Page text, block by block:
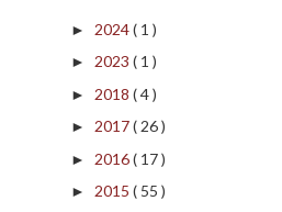
► 2024( 1 )
► 2023 ( 1 )
► 2018 ( 4 )
► 2017( 26 )
► 2016( 17 )
► 2015 ( 55 )